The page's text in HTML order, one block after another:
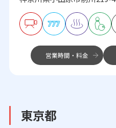
営業時間・料金
東京都